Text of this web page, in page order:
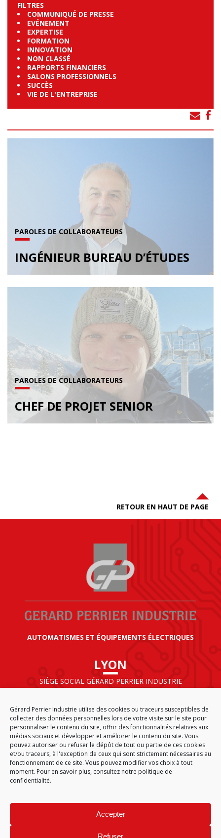
Gérard Perrier Industrie utilise des cookies ou traceurs susceptibles de
collecter des données personnelles lors de votre visite sur le site pour
personnaliser le contenu du site, offrir des fonctionnalités relatives aux
médias sociaux et développer et améliorer le contenu du site. Vous
pouvez autoriser ou refuser le dépôt de tout ou partie de ces cookies
et/ou traceurs, à l'exception de ceux qui sont strictement nécessaires au
fonctionnement de ce site. Vous pouvez modifier vos choix à tout
moment. Pour en savoir plus, consultez notre politique de
confidentialité.
Accepter
Refuser
FILTRES
COMMUNIQUÉ DE PRESSE
EVÉNEMENT
EXPERTISE
FORMATION
INNOVATION
NON CLASSÉ
RAPPORTS FINANCIERS
SALONS PROFESSIONNELS
SUCCÈS
VIE DE L'ENTREPRISE
PAROLES DE COLLABORATEURS
INGÉNIEUR BUREAU D’ÉTUDES
PAROLES DE COLLABORATEURS
CHEF DE PROJET SENIOR
RETOUR EN HAUT DE PAGE
AUTOMATISMES ET ÉQUIPEMENTS ÉLECTRIQUES
LYON
SIÈGE SOCIAL GÉRARD PERRIER INDUSTRIE
69125 LYON AÉROPORT SAINT EXUPÉRY
FRANCE
ACCUEIL CGA PLAN DU SITE
MENTIONS LÉGALES
DONNÉES PERSONNELLES
GÉRARD PERRIER INDUSTRIE – TOUS DROITS RÉSERVÉS